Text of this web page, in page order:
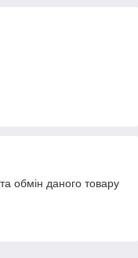
обмін даного товару